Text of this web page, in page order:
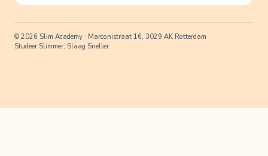
© 2026 Slim Academy · Marconistraat 16, 3029 AK Rotterdam
Studeer Slimmer, Slaag Sneller.